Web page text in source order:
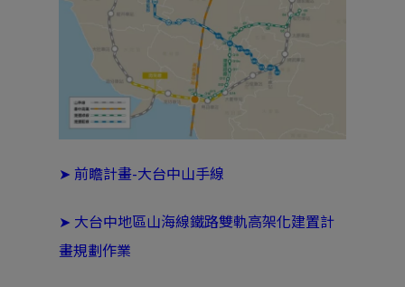
➤ 前瞻計畫-大台中山手線
➤ 大台中地區山海線鐵路雙軌高架化建置計
畫規劃作業